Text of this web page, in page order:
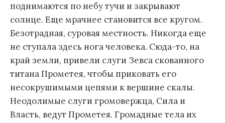
поднимаются по небу тучи и закрывают
солнце. Еще мрачнее становится все кругом.
Безотрадная, суровая местность. Никогда еще
не ступала здесь нога человека. Сюда-то, на
край земли, привели слуги Зевса скованного
титана Прометея, чтобы приковать его
несокрушимыми цепями к вершине скалы.
Неодолимые слуги громовержца, Сила и
Власть, ведут Прометея. Громадные тела их